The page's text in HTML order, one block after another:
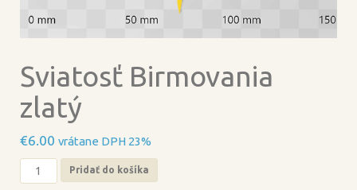
Sviatosť Birmovania
zlatý
€6.00 vrátane DPH 23%
množstvo
Sviatosť
Pridať do košíka